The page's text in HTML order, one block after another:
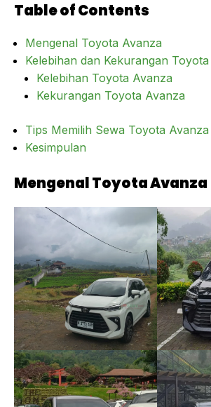
Table of Contents
Mengenal Toyota Avanza
Kelebihan dan Kekurangan
Kelebihan Toyota Avanza
Kekurangan Toyota Avanza
Tips Memilih Sewa Toyota Avanza
Kesimpulan
Mengenal Toyota Avanza